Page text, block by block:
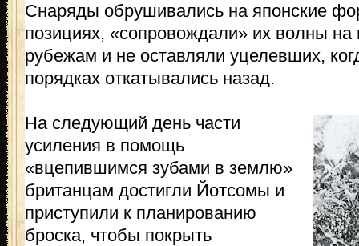
Снаряды обрушивались на японские
позициях, «сопровождали» их волны на
рубежам и не оставляли уцелевших,
порядках откатывались назад.
На следующий день части
усиления в помощь
«вцепившимся зубами в землю»
британцам достигли Йотсомы и
приступили к планированию
броска, чтобы покрыть